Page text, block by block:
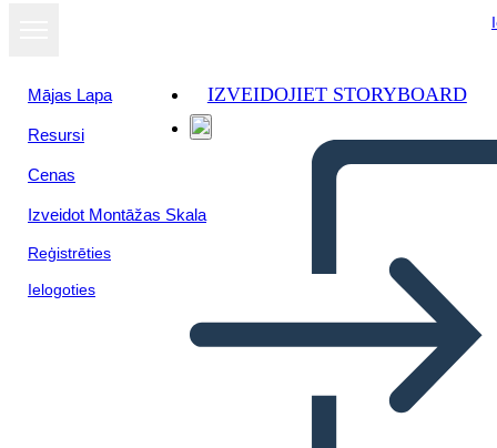
Mājas Lapa
Resursi
Cenas
Izveidot Montāžas Skala
Reģistrēties
Ielogoties
IZVEIDOJIET STORYBOARD
Skatīt kā
slaidrādi